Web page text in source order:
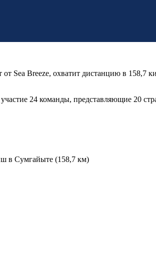
Sea Breeze, охватит дистанцию в 158,7
24 команды, представляющие 20
в Сумгайыте (158,7 км)